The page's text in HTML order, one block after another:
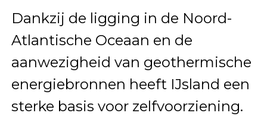
Dankzij de ligging in de Noord-
Atlantische Oceaan en de
aanwezigheid van geothermische
energiebronnen heeft IJsland een
sterke basis voor zelfvoorziening.